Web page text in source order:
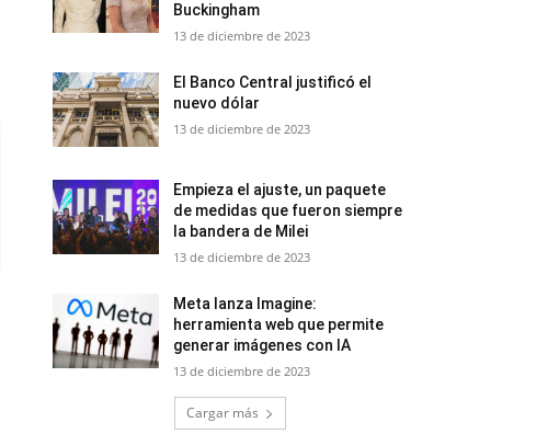
Buckingham
13 de diciembre de 2023
El Banco Central justificó el
nuevo dólar
13 de diciembre de 2023
Empieza el ajuste, un paquete
de medidas que fueron siempre
la bandera de Milei
13 de diciembre de 2023
Meta lanza Imagine:
herramienta web que permite
generar imágenes con IA
13 de diciembre de 2023
Cargar más